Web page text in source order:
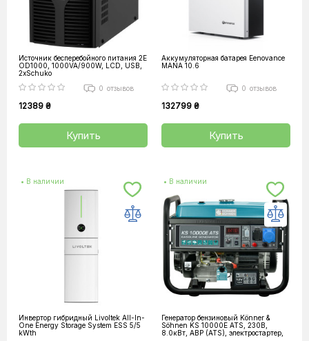
Источник бесперебойного питания 2E
OD1000, 1000VA/900W, LCD, USB,
2xSchuko
0 отзывов
12389 ₴
Купить
Аккумуляторная батарея Eenovance
MANA 10.6
0 отзывов
132799 ₴
Купить
• В наличии
Инвертор гибридный Livoltek All-In-
One Energy Storage System ESS 5/5
kWth
• В наличии
Генератор бензиновый Könner &
Söhnen KS 10000E ATS, 230В,
8.0кВт, АВР (ATS), электростартер,